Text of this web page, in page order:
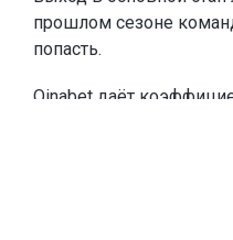
прошлом сезоне
попасть.
Oinabet даёт